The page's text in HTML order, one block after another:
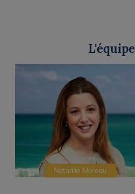
L'équipe
Nathalie Moreau